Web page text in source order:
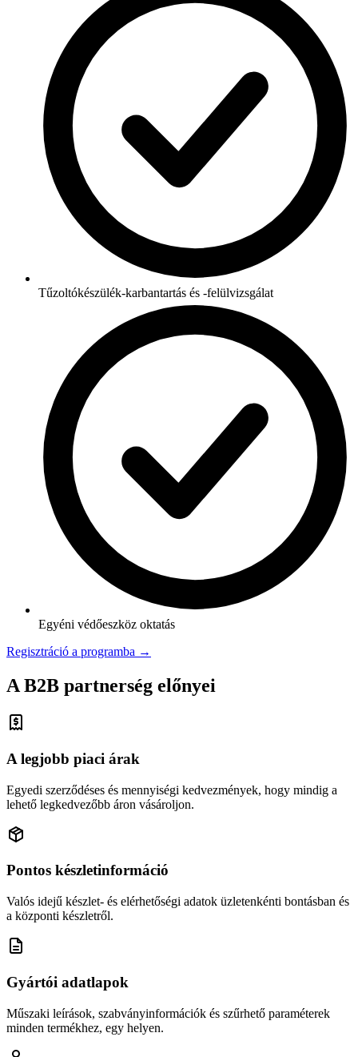
Tűzoltókészülék-karbantartás és -felülvizsgálat
Egyéni védőeszköz oktatás
Regisztráció a programba →
A B2B partnerség előnyei
A legjobb piaci árak
Egyedi szerződéses és mennyiségi kedvezmények, hogy mindig a
lehető legkedvezőbb áron vásároljon.
Pontos készletinformáció
Valós idejű készlet- és elérhetőségi adatok üzletenkénti bontásban és
a központi készletről.
Gyártói adatlapok
Műszaki leírások, szabványinformációk és szűrhető paraméterek
minden termékhez, egy helyen.